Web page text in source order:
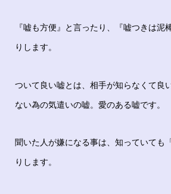
『嘘も方便』と言ったり、『嘘つきは泥
りします。
ついて良い嘘とは、相手が知らなくて良
ない為の気遣いの嘘。愛のある嘘です。
聞いた人が嫌になる事は、知っていても
りします。